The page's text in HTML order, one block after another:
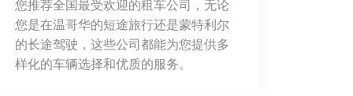
您推荐全国最受欢迎的租车公司，无论
您是在温哥华的短途旅行还是蒙特利尔
的长途驾驶，这些公司都能为您提供多
样化的车辆选择和优质的服务。